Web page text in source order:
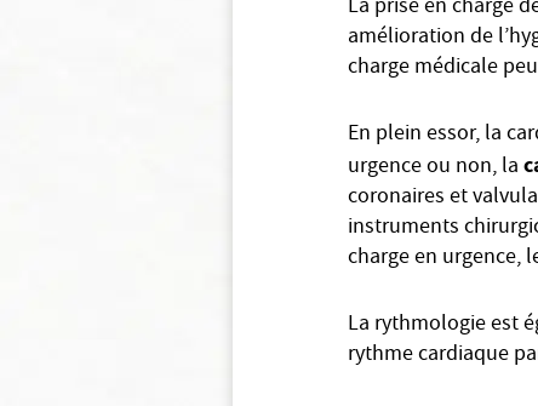
La prise en charge
amélioration de
charge médicale
En plein essor, la
urgence ou non, la
coronaires et
instruments
charge en urgence,
La rythmologie est
rythme cardiaque